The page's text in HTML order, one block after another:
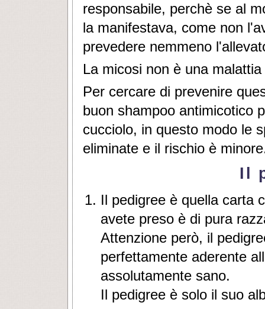
responsabile, perchè se al
la manifestava, come non
prevedere nemmeno
La micosi non è una
Per cercare di prevenire
buon shampoo antimicotico
cucciolo, in questo modo le
eliminate e il rischio è
Il
Il pedigree è quella carta
avete preso è di pura
Attenzione però, il
perfettamente aderente
assolutamente sano.
Il pedigree è solo il suo